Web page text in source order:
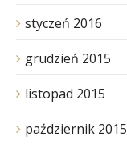
styczeń 2016
grudzień 2015
listopad 2015
październik 2015